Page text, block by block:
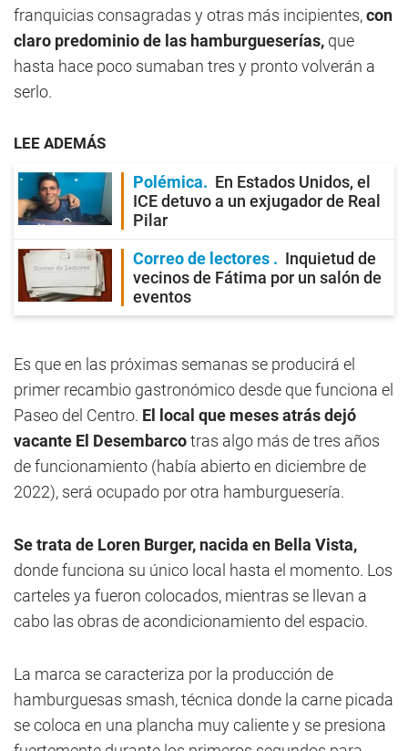
franquicias consagradas y otras más incipientes,con
claro predominio de las hamburgueserías, que
hasta hace poco sumaban tres y pronto volverán a
serlo.
LEE ADEMÁS
Polémica
En Estados Unidos, el
ICE detuvo a un exjugador de Real
Pilar
Correo de lectores
Inquietud de
vecinos de Fátima por un salón de
eventos
Es que en las próximas semanas se producirá el
primer recambio gastronómico desde que funciona el
Paseo del Centro. El local que meses atrás dejó
vacante El Desembarcotras algo más de tres años
de funcionamiento (había abierto en diciembre de
2022), será ocupado por otra hamburguesería.
Se trata de Loren Burger, nacida en Bella Vista,
donde funciona su único local hasta el momento. Los
carteles ya fueron colocados, mientras se llevan a
cabo las obras de acondicionamiento del espacio.
La marca se caracteriza por la producción de
hamburguesas smash, técnica donde la carne picada
se coloca en una plancha muy caliente y se presiona